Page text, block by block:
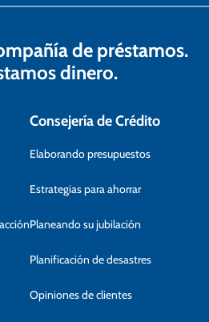
de préstamos.
dinero.
Consejería de Crédito
Elaborando presupuestos
Estrategias para ahorrar
Planeando su jubilación
Planificación de desastres
Opiniones de clientes